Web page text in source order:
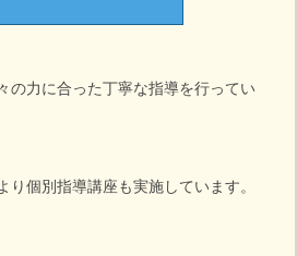
の力に合った丁寧な指導を行ってい
り個別指導講座も実施しています。